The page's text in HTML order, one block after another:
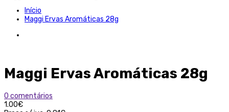
Início
Maggi Ervas Aromáticas 28g
Maggi Ervas Aromáticas 28g
0 comentários
1.00€